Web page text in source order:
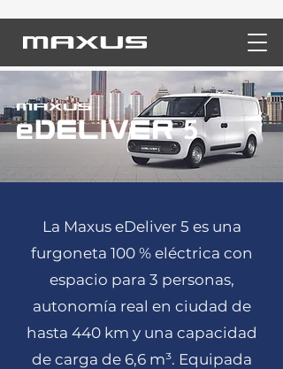
La Maxus eDeliver 5 es una
furgoneta 100 % eléctrica con
espacio para 3 personas,
autonomía real en ciudad de
hasta 440 km y una capacidad
de carga de 6,6 m³. Equipada